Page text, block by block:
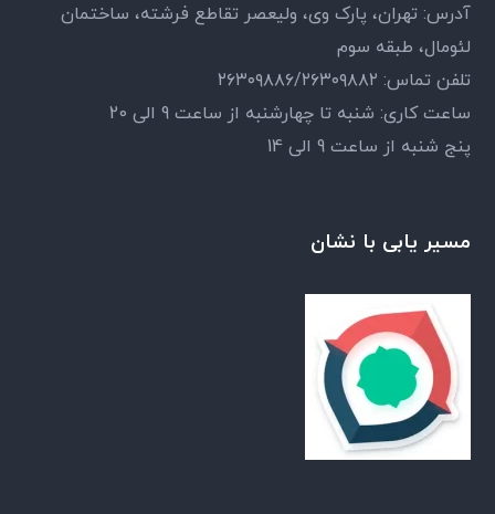
آدرس: تهران، پارک وی، ولیعصر تقاطع فرشته، ساختمان
لئومال، طبقه سوم
تلفن تماس: ۲۶۳۰۹۸۸۶/۲۶۳۰۹۸۸۲
ساعت کاری: شنبه تا چهارشنبه از ساعت 9 الی 20
پنج شنبه از ساعت 9 الی 14
مسیر یابی با نشان